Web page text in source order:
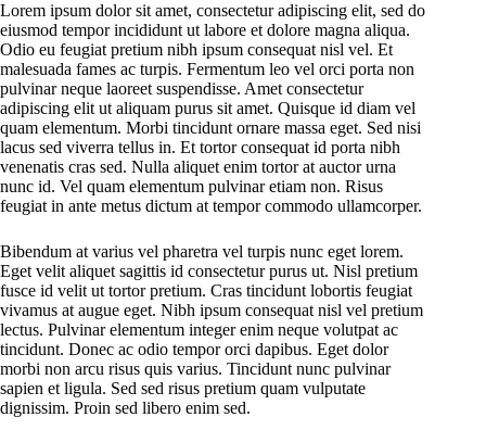
Lorem ipsum dolor sit amet, consectetur adipiscing elit, sed do
eiusmod tempor incididunt ut labore et dolore magna aliqua.
Odio eu feugiat pretium nibh ipsum consequat nisl vel. Et
malesuada fames ac turpis. Fermentum leo vel orci porta non
pulvinar neque laoreet suspendisse. Amet consectetur
adipiscing elit ut aliquam purus sit amet. Quisque id diam vel
quam elementum. Morbi tincidunt ornare massa eget. Sed nisi
lacus sed viverra tellus in. Et tortor consequat id porta nibh
venenatis cras sed. Nulla aliquet enim tortor at auctor urna
nunc id. Vel quam elementum pulvinar etiam non. Risus
feugiat in ante metus dictum at tempor commodo ullamcorper.
Bibendum at varius vel pharetra vel turpis nunc eget lorem.
Eget velit aliquet sagittis id consectetur purus ut. Nisl pretium
fusce id velit ut tortor pretium. Cras tincidunt lobortis feugiat
vivamus at augue eget. Nibh ipsum consequat nisl vel pretium
lectus. Pulvinar elementum integer enim neque volutpat ac
tincidunt. Donec ac odio tempor orci dapibus. Eget dolor
morbi non arcu risus quis varius. Tincidunt nunc pulvinar
sapien et ligula. Sed sed risus pretium quam vulputate
dignissim. Proin sed libero enim sed.